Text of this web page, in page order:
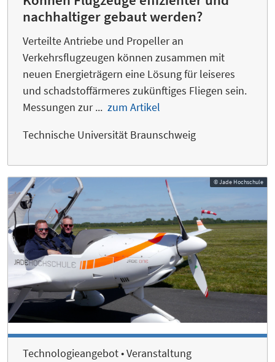
nachhaltiger gebaut werden?
Verteilte Antriebe und Propeller an
Verkehrsflugzeugen können zusammen mit
neuen Energieträgern eine Lösung für leiseres
und schadstoffärmeres zukünftiges Fliegen sein.
Messungen zur ... zum Artikel
Technische Universität Braunschweig
© Jade Hochschule
Technologieangebot • Veranstaltung